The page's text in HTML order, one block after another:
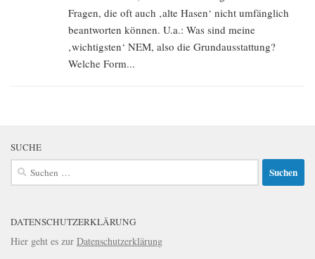
Fragen, die oft auch ‚alte Hasen‘ nicht umfänglich
beantworten können. U.a.: Was sind meine
‚wichtigsten‘ NEM, also die Grundausstattung?
Welche Form...
SUCHE
Suchen
nach:
DATENSCHUTZERKLÄRUNG
Hier geht es zur Datenschutzerklärung